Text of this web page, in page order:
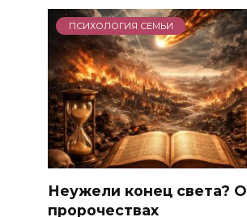
ПСИХОЛОГИЯ СЕМЬИ
Неужели конец света? О
пророчествах